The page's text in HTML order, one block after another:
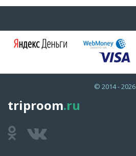
© 2014 - 2026
triproom.ru